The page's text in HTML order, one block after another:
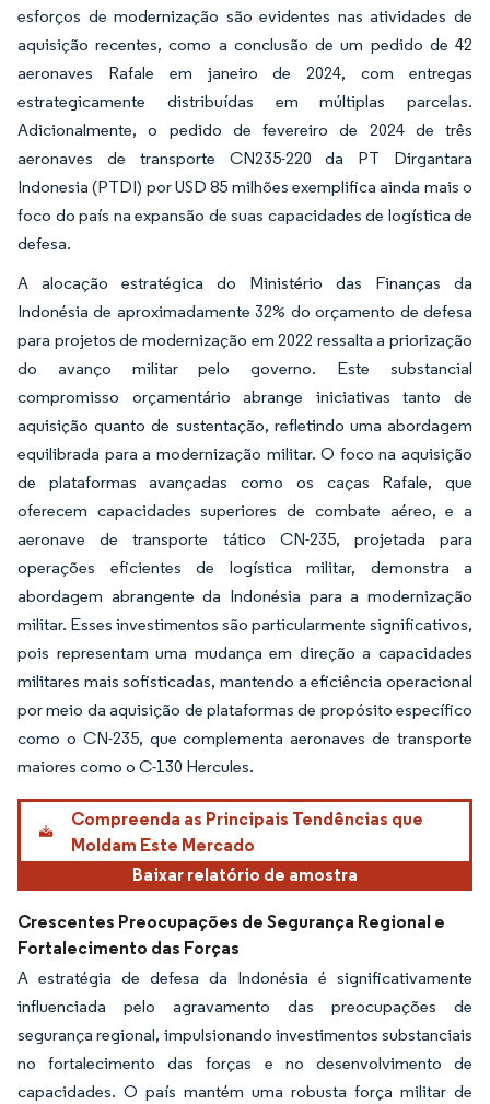
esforços de modernização são evidentes nas atividades de
aquisição recentes, como a conclusão de um pedido de 42
aeronaves Rafale em janeiro de 2024, com entregas
estrategicamente distribuídas em múltiplas parcelas.
Adicionalmente, o pedido de fevereiro de 2024 de três
aeronaves de transporte CN235-220 da PT Dirgantara
Indonesia (PTDI) por USD 85 milhões exemplifica ainda mais o
foco do país na expansão de suas capacidades de logística de
defesa.
A alocação estratégica do Ministério das Finanças da
Indonésia de aproximadamente 32% do orçamento de defesa
para projetos de modernização em 2022 ressalta a priorização
do avanço militar pelo governo. Este substancial
compromisso orçamentário abrange iniciativas tanto de
aquisição quanto de sustentação, refletindo uma abordagem
equilibrada para a modernização militar. O foco na aquisição
de plataformas avançadas como os caças Rafale, que
oferecem capacidades superiores de combate aéreo, e a
aeronave de transporte tático CN-235, projetada para
operações eficientes de logística militar, demonstra a
abordagem abrangente da Indonésia para a modernização
militar. Esses investimentos são particularmente significativos,
pois representam uma mudança em direção a capacidades
militares mais sofisticadas, mantendo a eficiência operacional
por meio da aquisição de plataformas de propósito específico
como o CN-235, que complementa aeronaves de transporte
maiores como o C-130 Hercules.
Compreenda as Principais Tendências que
Moldam Este Mercado
Baixar relatório de amostra
Crescentes Preocupações de Segurança Regional e
Fortalecimento das Forças
A estratégia de defesa da Indonésia é significativamente
influenciada pelo agravamento das preocupações de
segurança regional, impulsionando investimentos substanciais
no fortalecimento das forças e no desenvolvimento de
capacidades. O país mantém uma robusta força militar de